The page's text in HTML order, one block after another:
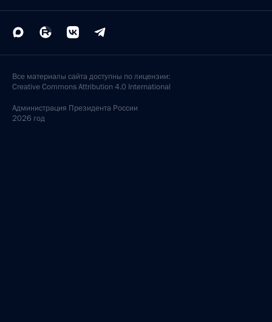
Все материалы сайта доступны по лицензии:
Creative Commons Attribution 4.0 International
Администрация Президента России
2026 год